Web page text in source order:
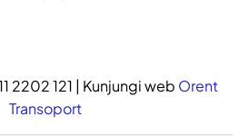
2202 121 | Kunjungi web Orent
Transoport